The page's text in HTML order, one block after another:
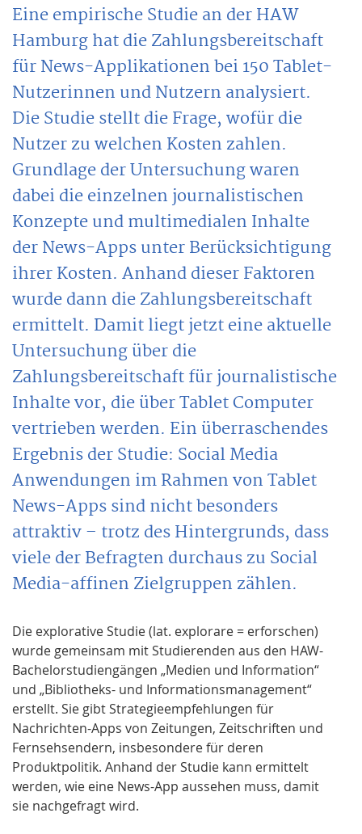
Eine empirische Studie an der HAW
Hamburg hat die Zahlungsbereitschaft
für News-Applikationen bei 150 Tablet-
Nutzerinnen und Nutzern analysiert.
Die Studie stellt die Frage, wofür die
Nutzer zu welchen Kosten zahlen.
Grundlage der Untersuchung waren
dabei die einzelnen journalistischen
Konzepte und multimedialen Inhalte
der News-Apps unter Berücksichtigung
ihrer Kosten. Anhand dieser Faktoren
wurde dann die Zahlungsbereitschaft
ermittelt. Damit liegt jetzt eine aktuelle
Untersuchung über die
Zahlungsbereitschaft für journalistische
Inhalte vor, die über Tablet Computer
vertrieben werden. Ein überraschendes
Ergebnis der Studie: Social Media
Anwendungen im Rahmen von Tablet
News-Apps sind nicht besonders
attraktiv – trotz des Hintergrunds, dass
viele der Befragten durchaus zu Social
Media-affinen Zielgruppen zählen.
Die explorative Studie (lat. explorare = erforschen)
wurde gemeinsam mit Studierenden aus den HAW-
Bachelorstudiengängen „Medien und Information“
und „Bibliotheks- und Informationsmanagement“
erstellt. Sie gibt Strategieempfehlungen für
Nachrichten-Apps von Zeitungen, Zeitschriften und
Fernsehsendern, insbesondere für deren
Produktpolitik. Anhand der Studie kann ermittelt
werden, wie eine News-App aussehen muss, damit
sie nachgefragt wird.